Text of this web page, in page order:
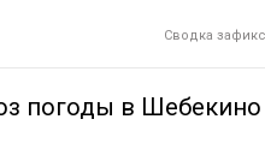
Сводка
погоды в Шебекино